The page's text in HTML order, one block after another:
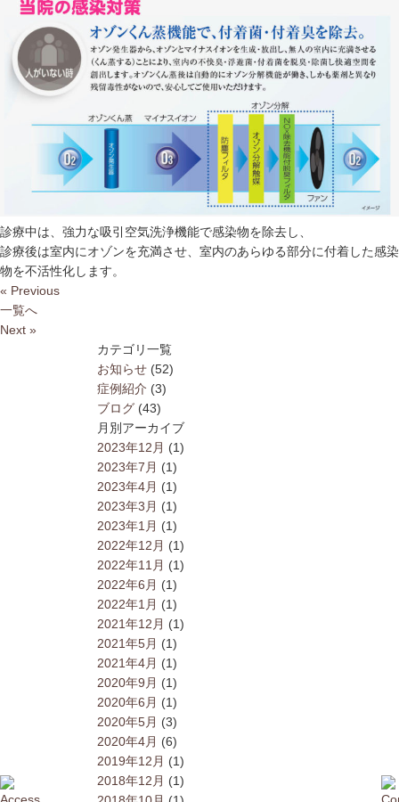
診療中は、強力な吸引空気洗浄機能で感染物を除去し、
診療後は室内にオゾンを充満させ、室内のあらゆる部分に付着した感染
物を不活性化します。
« Previous
一覧へ
Next »
カテゴリ一覧
お知らせ (52)
症例紹介 (3)
ブログ (43)
月別アーカイブ
2023年12月 (1)
2023年7月 (1)
2023年4月 (1)
2023年3月 (1)
2023年1月 (1)
2022年12月 (1)
2022年11月 (1)
2022年6月 (1)
2022年1月 (1)
2021年12月 (1)
2021年5月 (1)
2021年4月 (1)
2020年9月 (1)
2020年6月 (1)
2020年5月 (3)
2020年4月 (6)
2019年12月 (1)
2018年12月 (1)